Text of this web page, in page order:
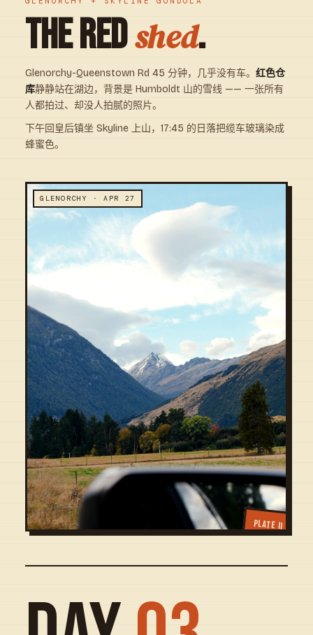
THE REDshed.
Glenorchy-Queenstown Rd 45 分钟，几乎没有车。 红色仓
库静静站在湖边，背景是 Humboldt 山的雪线 —— 一张所有
人都拍过、却没人拍腻的照片。
下午回皇后镇坐 Skyline 上山，17:45 的日落把缆车玻璃染成
蜂蜜色。
GLENORCHY · APR 27
PLATE II